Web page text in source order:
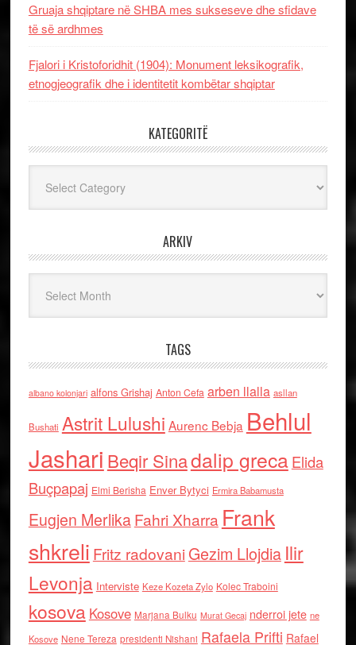
Gruaja shqiptare në SHBA mes sukseseve dhe sfidave
të së ardhmes
Fjalori i Kristoforidhit (1904): Monument leksikografik,
etnogjeografik dhe i identitetit kombëtar shqiptar
KATEGORITË
ARKIV
TAGS
albano kolonjari alfons Grishaj Anton Cefa arben llalla asllan
Bushati Astrit Lulushi Aurenc Bebja Behlul
Jashari Beqir Sinadalip grecaElida
Buçpapaj Elmi Berisha Enver Bytyci Ermira Babamusta
Eugjen MerlikaFahri Xharra Frank
shkreli Fritz radovaniGezim Llojdia Ilir
Levonja Interviste Keze Kozeta Zylo Kolec Traboini
kosova Kosove Marjana Bulku Murat Gecaj nderroi jete ne
Kosove Nene Tereza presidenti Nishani Rafaela Prifti Rafael